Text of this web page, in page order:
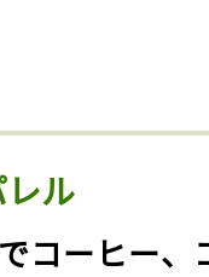
ル
コーヒー、